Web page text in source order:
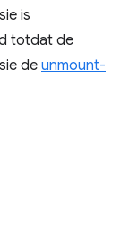
is
totdat de
de unmount-